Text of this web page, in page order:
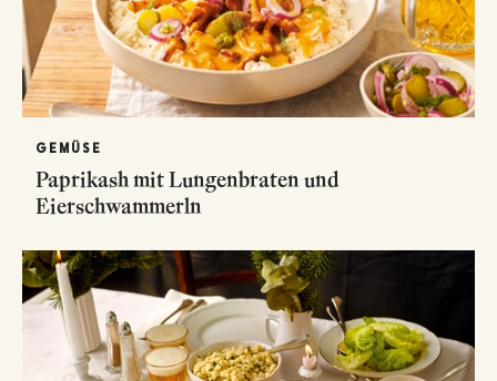
GEMÜSE
Paprikash mit Lungenbraten und
Eierschwammerln